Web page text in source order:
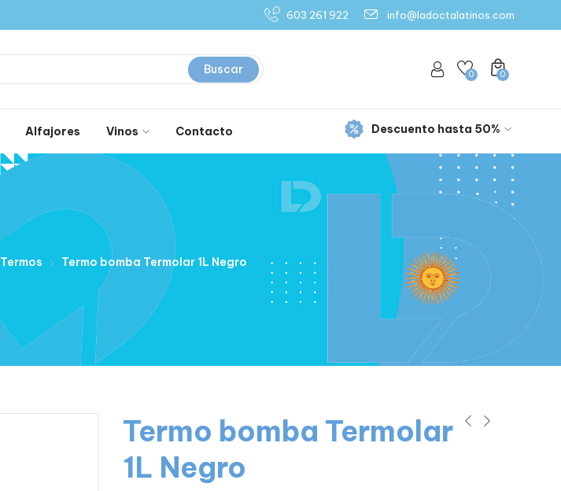
603 261 922 info@ladoctalatinos.com
Buscar 0
0
Alfajores Vinos Contacto Descuento hasta 50%
Termos Termo bomba Termolar 1L Negro
Termo bomba Termolar
1L Negro